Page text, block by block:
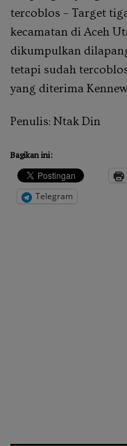
tercoblos – Target
kecamatan di Aceh
dikumpulkan
tetapi sudah
yang diterima
Penulis: Ntak Din
Bagikan ini:
Telegram